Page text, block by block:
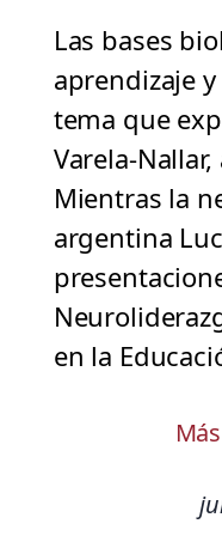
Las bases
aprendizaje
tema que
Varela-
Mientras la
argentina
en la